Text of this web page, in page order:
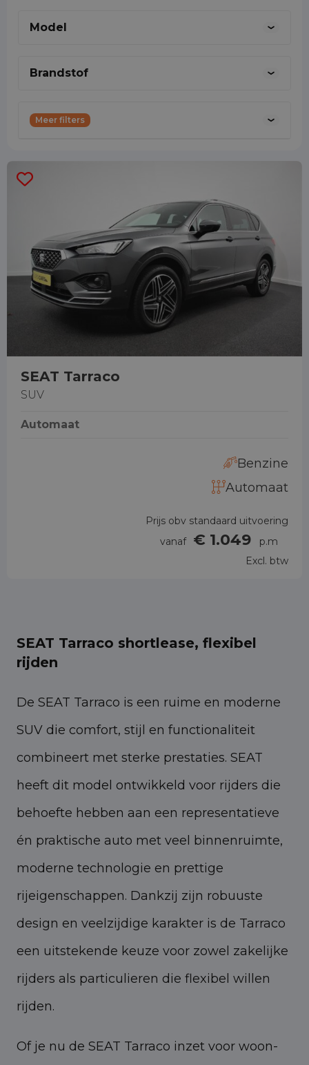
een bedrijf vol ambities en groei.
Model
Brandstof
Meer filters
SEAT Tarraco
SUV
Automaat
Benzine
Automaat
Prijs obv standaard uitvoering
vanaf € 1.049
p.m
Excl. btw
SEAT Tarraco shortlease, flexibel
rijden
De SEAT Tarraco is een ruime en moderne
SUV die comfort, stijl en functionaliteit
combineert met sterke prestaties. SEAT
heeft dit model ontwikkeld voor rijders die
behoefte hebben aan een representatieve
én praktische auto met veel binnenruimte,
moderne technologie en prettige
rijeigenschappen. Dankzij zijn robuuste
design en veelzijdige karakter is de Tarraco
een uitstekende keuze voor zowel zakelijke
rijders als particulieren die flexibel willen
rijden.
Of je nu de SEAT Tarraco inzet voor woon-